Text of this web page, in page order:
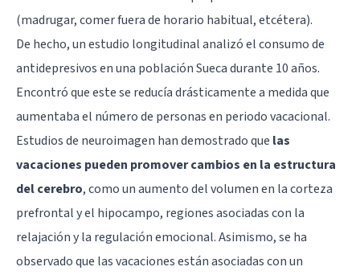
(madrugar, comer fuera de horario habitual, etcétera).
De hecho, un estudio longitudinal analizó el consumo de
antidepresivos en una población Sueca durante 10 años.
Encontró que este se reducía drásticamente a medida que
aumentaba el número de personas en periodo vacacional.
Estudios de neuroimagen han demostrado que las
vacaciones pueden promover cambios en la estructura
del cerebro, como un aumento del volumen en la corteza
prefrontal y el hipocampo, regiones asociadas con la
relajación y la regulación emocional. Asimismo, se ha
observado que las vacaciones están asociadas con un